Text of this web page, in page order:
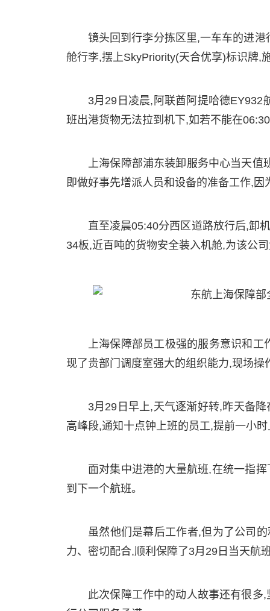
镜头回到行李分拣区里,一车车的进
舱行李,摆上SkyPriority(天合优享)标识牌,
3月29日凌晨,阿联酋阿提哈德EY932
班出港货物无法拉到机下,如若不能在
上海保障部浦东装卸服务中心当天值
即做好事先增派人员和设备的准备工作,
直至凌晨05:40分西区道路放行后,卸
34板,近百吨的货物安全装入机舱,为该公
上海保障部员工极强的服务意识和
现了贵部门调度室强大的组织能力,现场操
3月29日早上,天气逐渐好转,昨天备
高峰段,通知十点钟上班的员工,提前一小
面对集中进港的大量航班,在统一指
到下一个航班。
虽然他们是幕后工作者,但为了公司
力、密切配合,顺利保障了3月29日当天航
此次保障工作中的动人故事还有很多